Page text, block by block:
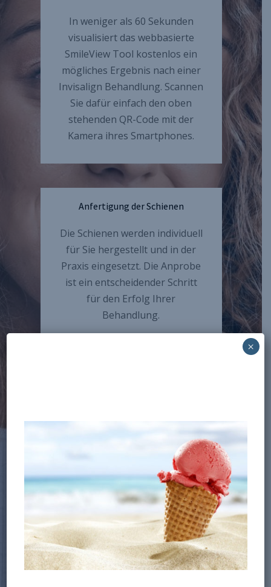
In weniger als 60 Sekunden
visualisiert das webbasierte
SmileView Tool kostenlos ein
mögliches Ergebnis nach einer
Invisalign Behandlung. Scannen
Sie dafür einfach den oben
stehenden QR-Code mit der
Kamera ihres Smartphones.
Anfertigung der Schienen
Die Schienen werden individuell
für Sie hergestellt und in der
Praxis eingesetzt. Die Anprobe
ist ein entscheidender Schritt
für den Erfolg Ihrer
Behandlung.
gute Mitarbeit ist
Voraussetzung für den Erfolg
Invisalign-Wunschlächeln
Bewahren Sie Ihr Invisalign-
Wunschlächeln.
×